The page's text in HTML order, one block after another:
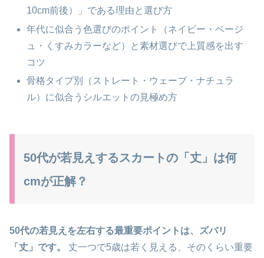
10cm前後）」である理由と選び方
年代に似合う色選びのポイント（ネイビー・ベージ
ュ・くすみカラーなど）と素材選びで上質感を出す
コツ
骨格タイプ別（ストレート・ウェーブ・ナチュラ
ル）に似合うシルエットの見極め方
50代が若見えするスカートの「丈」は何
cmが正解？
50代の若見えを左右する最重要ポイントは、ズバリ
「丈」です。
丈一つで5歳は若く見える、そのくらい重要